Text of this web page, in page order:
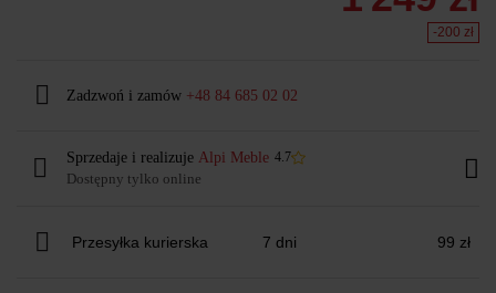
-200 zł
Zadzwoń i zamów +48 84 685 02 02
Sprzedaje i realizuje Alpi Meble 4.7
Dostępny tylko online
Przesyłka kurierska 7 dni 99 zł